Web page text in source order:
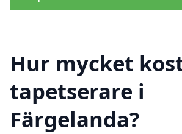
Hur mycket
tapetserare i
Färgelanda?